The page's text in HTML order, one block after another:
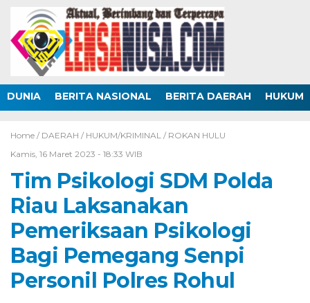
DUNIA BERITA NASIONAL BERITA DAERAH HUKUM
Home / DAERAH / HUKUM/KRIMINAL / ROKAN HULU
Kamis, 16 Maret 2023 - 18:33 WIB
Tim Psikologi SDM Polda
Riau Laksanakan
Pemeriksaan Psikologi
Bagi Pemegang Senpi
Personil Polres Rohul